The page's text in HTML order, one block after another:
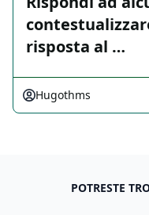
risposta al …
Hugothms
POTRESTE